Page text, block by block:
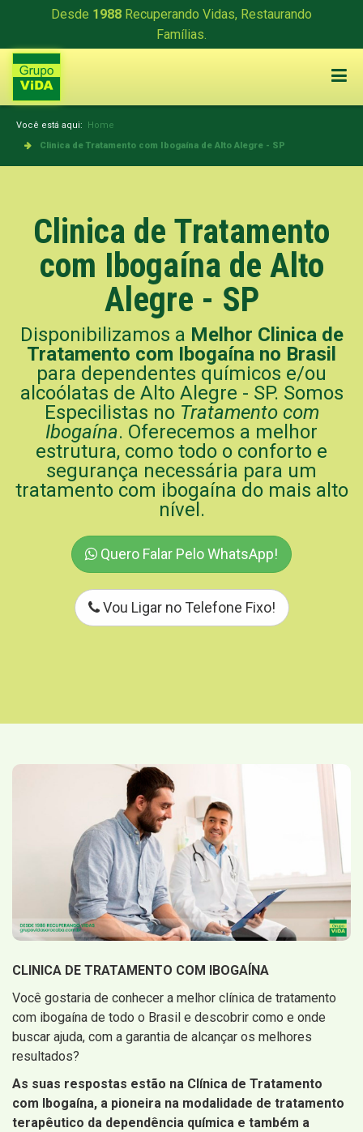
Desde 1988 Recuperando Vidas, Restaurando
Famílias.
Você está aqui: Home
Clinica de Tratamento com Ibogaína de Alto Alegre - SP
Clinica de Tratamento
com Ibogaína de Alto
Alegre - SP
Disponibilizamos a Melhor Clinica de
Tratamento com Ibogaína no Brasil
para dependentes químicos e/ou
alcoólatas de Alto Alegre - SP. Somos
Especilistas no Tratamento com
Ibogaína. Oferecemos a melhor
estrutura, como todo o conforto e
segurança necessária para um
tratamento com ibogaína do mais alto
nível.
Quero Falar Pelo WhatsApp!
Vou Ligar no Telefone Fixo!
CLINICA DE TRATAMENTO COM IBOGAÍNA
Você gostaria de conhecer a melhor clínica de tratamento
com ibogaína de todo o Brasil e descobrir como e onde
buscar ajuda, com a garantia de alcançar os melhores
resultados?
As suas respostas estão na Clínica de Tratamento
com Ibogaína, a pioneira na modalidade de tratamento
terapêutico da dependência química e também a